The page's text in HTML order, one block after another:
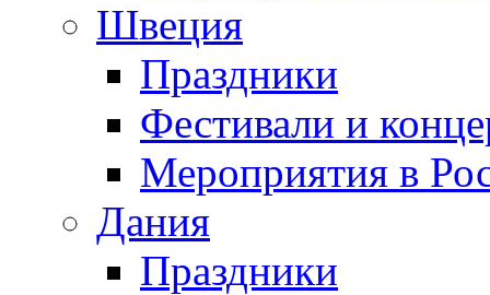
Швеция
Праздники
Фестивали и
Мероприятия в
Дания
Праздники